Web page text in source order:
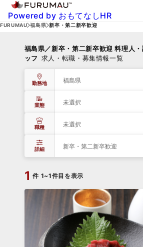
Powered by おもてなしHR
FURUMAU 福島県 新卒・第二新卒歓迎
福島県／新卒・第二新卒歓迎 料理人
ッフ 求人・転職・募集情報一覧
勤務地 福島県
業態 未選択
職種 未選択
詳細 新卒・第二新卒歓迎
1 件 1~1件目を表示